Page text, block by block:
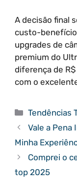
A decisão final
custo-benefício
upgrades de
premium do
diferença de
com o
Categorias
Tendências
Vale a Pena
Minha
Comprei o
top 2025